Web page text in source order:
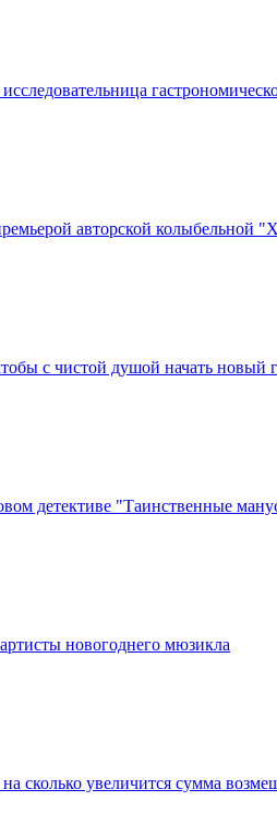
авторской колыбельной
с чистой душой начать новый
детективе "Таинственные
новогоднего мюзикла
сколько увеличится сумма